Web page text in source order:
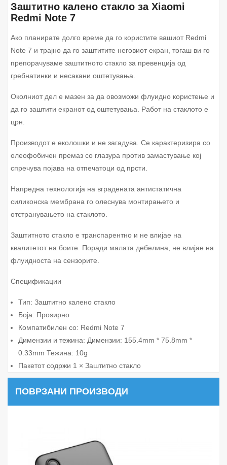
Заштитно калено стакло за Xiaomi
Redmi Note 7
Ако планирате долго време да го користите вашиот Redmi
Note 7 и трајно да го заштитите неговиот екран, тогаш ви го
препорачуваме заштитното стакло за превенција од
гребнатинки и несакани оштетувања.
Околниот дел е мазен за да овозможи флуидно користење и
да го заштити екранот од оштетувања. Работ на стаклото е
црн.
Производот е еколошки и не загадува. Се карактеризира со
олеофобичен премаз со глазура против замастување кој
спречува појава на отпечатоци од прсти.
Напредна технологија на вградената антистатична
силиконска мембрана го олеснува монтирањето и
отстранувањето на стаклото.
Заштитното стакло е транспарентно и не влијае на
квалитетот на боите. Поради малата дебелина, не влијае на
флуидноста на сензорите.
Спецификации
Тип: Заштитно калено стакло
Боја: Проѕирно
Компатибилен со: Redmi Note 7
Димензии и тежина: Димензии: 155.4mm * 75.8mm *
0.33mm Тежина: 10g
Пакетот содржи 1 × Заштитно стакло
ПОВРЗАНИ ПРОИЗВОДИ